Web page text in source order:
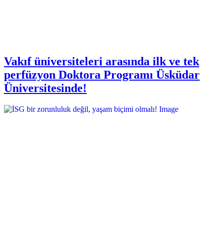
Vakıf üniversiteleri arasında ilk ve tek
perfüzyon Doktora Programı Üsküdar
Üniversitesinde!